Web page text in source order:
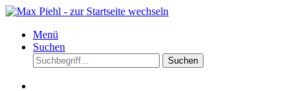
Menü
Suchen
Suchen